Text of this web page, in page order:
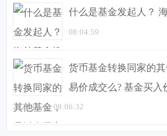
什么是基金发起人？
08:04:59
货币基金转换同家的
易价成交么? 基金买
2023-04-01 08:06:32